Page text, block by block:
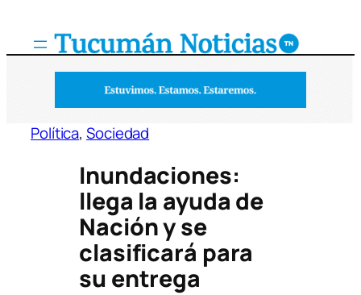
Política, Sociedad
Inundaciones:
llega la ayuda de
Nación y se
clasificará para
su entrega